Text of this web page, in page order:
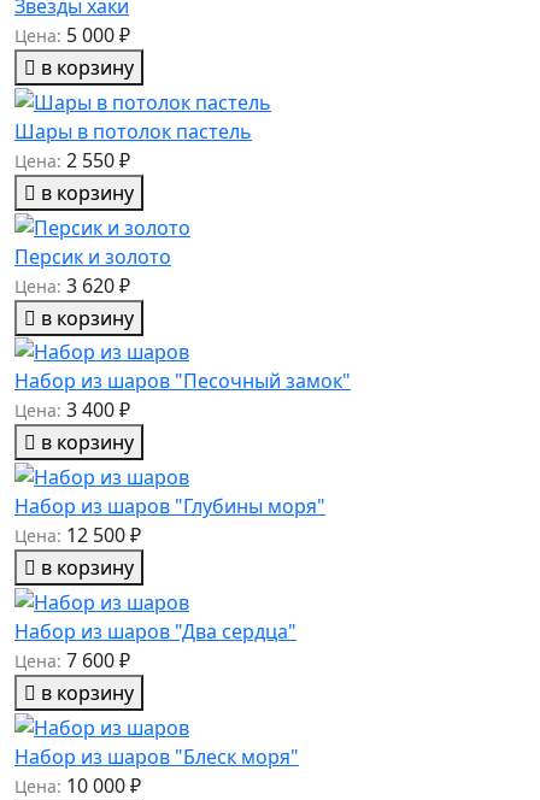
Звезды хаки
Цена: 5 000 ₽
в корзину
Шары в потолок пастель
Цена: 2 550 ₽
в корзину
Персик и золото
Цена: 3 620 ₽
в корзину
Набор из шаров "Песочный замок"
Цена: 3 400 ₽
в корзину
Набор из шаров "Глубины моря"
Цена: 12 500 ₽
в корзину
Набор из шаров "Два сердца"
Цена: 7 600 ₽
в корзину
Набор из шаров "Блеск моря"
Цена: 10 000 ₽